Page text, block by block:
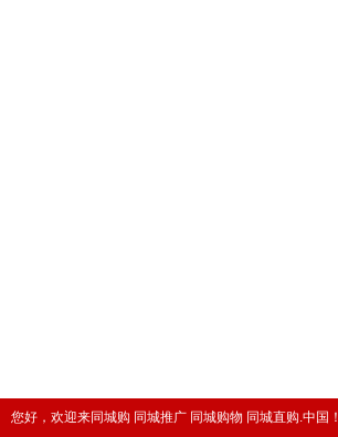
您好，欢迎来同城购 同城推广 同城购物 同城直购.中国！